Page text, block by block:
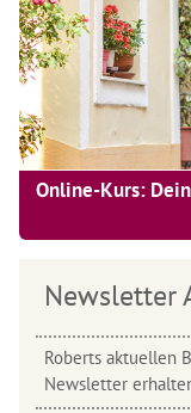
Online-Kurs:
Newsletter
Roberts aktuellen
Newsletter